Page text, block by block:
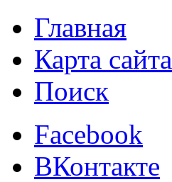
Главная
Карта сайта
Поиск
Facebook
ВКонтакте